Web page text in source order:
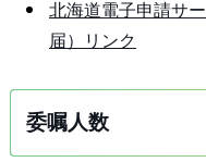
北海道電子申請サ
届）リンク
委嘱人数